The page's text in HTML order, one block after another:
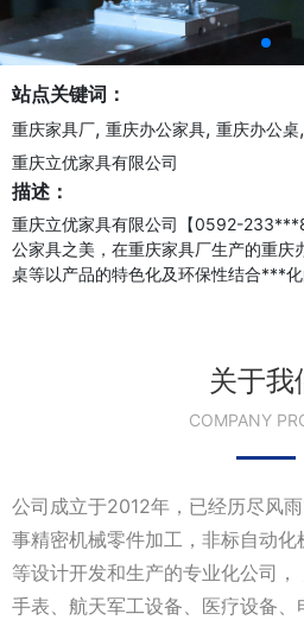
站点关键词：
重庆家具厂, 重庆办公家具, 重庆办公桌,
重庆立优家具有限公司
描述：
重庆立优家具有限公司【0592-
公家具之美，在重庆家具厂生产的重庆
桌等以产品的特色化及环保性结合***化
关于我
COMPANY
公司成立于2012年，已经历尽风
事精密机械零件加工，非标自动
等设计开发和生产的专业化公司
手表、航天军工设备、医疗设备